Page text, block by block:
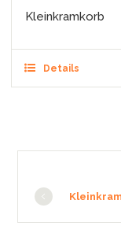
Kleinkramkorb
Details